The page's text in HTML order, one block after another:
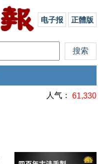
电子报 正體版
人气： 61,330